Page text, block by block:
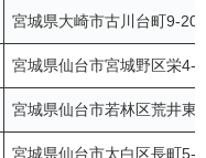
宮城県大崎市古川台町9-
宮城県仙台市宮城野区栄
宮城県仙台市若林区荒井
宮城県仙台市太白区長町